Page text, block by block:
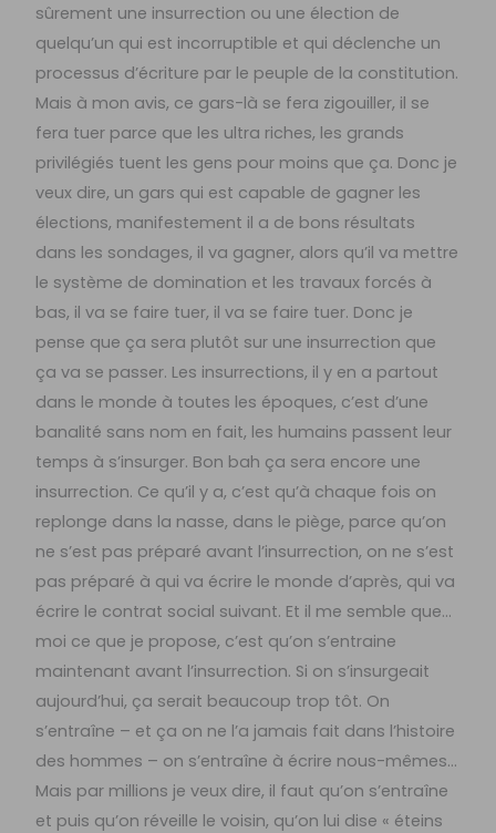
sûrement une insurrection ou une élection de
quelqu’un qui est incorruptible et qui déclenche un
processus d’écriture par le peuple de la constitution.
Mais à mon avis, ce gars-là se fera zigouiller, il se
fera tuer parce que les ultra riches, les grands
privilégiés tuent les gens pour moins que ça. Donc je
veux dire, un gars qui est capable de gagner les
élections, manifestement il a de bons résultats
dans les sondages, il va gagner, alors qu’il va mettre
le système de domination et les travaux forcés à
bas, il va se faire tuer, il va se faire tuer. Donc je
pense que ça sera plutôt sur une insurrection que
ça va se passer. Les insurrections, il y en a partout
dans le monde à toutes les époques, c’est d’une
banalité sans nom en fait, les humains passent leur
temps à s’insurger. Bon bah ça sera encore une
insurrection. Ce qu’il y a, c’est qu’à chaque fois on
replonge dans la nasse, dans le piège, parce qu’on
ne s’est pas préparé avant l’insurrection, on ne s’est
pas préparé à qui va écrire le monde d’après, qui va
écrire le contrat social suivant. Et il me semble que…
moi ce que je propose, c’est qu’on s’entraine
maintenant avant l’insurrection. Si on s’insurgeait
aujourd’hui, ça serait beaucoup trop tôt. On
s’entraîne – et ça on ne l’a jamais fait dans l’histoire
des hommes – on s’entraîne à écrire nous-mêmes…
Mais par millions je veux dire, il faut qu’on s’entraîne
et puis qu’on réveille le voisin, qu’on lui dise « éteins